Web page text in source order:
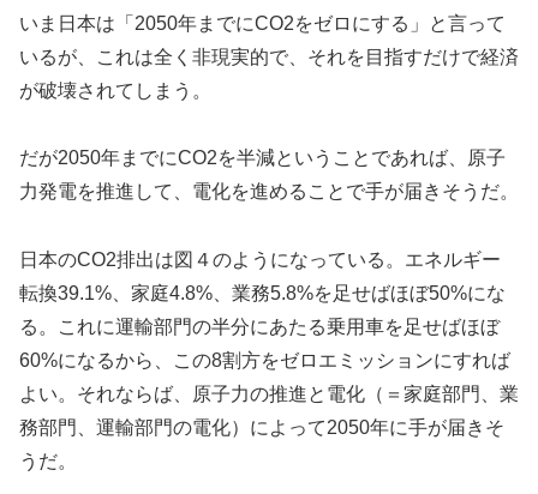
いま日本は「2050年までにCO2をゼロにする」と言って
いるが、これは全く非現実的で、それを目指すだけで経済
が破壊されてしまう。
だが2050年までにCO2を半減ということであれば、原子
力発電を推進して、電化を進めることで手が届きそうだ。
日本のCO2排出は図４のようになっている。エネルギー
転換39.1%、家庭4.8%、業務5.8%を足せばほぼ50%にな
る。これに運輸部門の半分にあたる乗用車を足せばほぼ
60%になるから、この8割方をゼロエミッションにすれば
よい。それならば、原子力の推進と電化（＝家庭部門、業
務部門、運輸部門の電化）によって2050年に手が届きそ
うだ。